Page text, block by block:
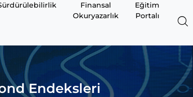
Finansal
Okuryazarlık
Eğitim
Portalı
Endeksleri